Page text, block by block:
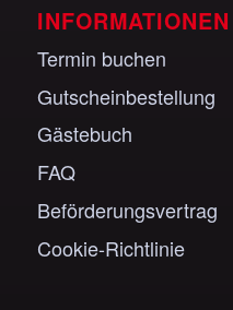
INFORMATIONEN
Termin buchen
Gutscheinbestellung
Gästebuch
FAQ
Beförderungsvertrag
Cookie-Richtlinie